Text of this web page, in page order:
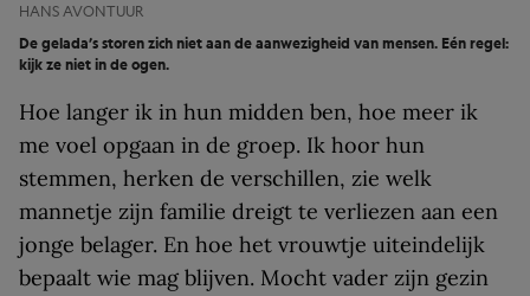
HANS AVONTUUR
De gelada’s storen zich niet aan de aanwezigheid van mensen. Eén regel:
kijk ze niet in de ogen.
Hoe langer ik in hun midden ben, hoe meer ik
me voel opgaan in de groep. Ik hoor hun
stemmen, herken de verschillen, zie welk
mannetje zijn familie dreigt te verliezen aan een
jonge belager. En hoe het vrouwtje uiteindelijk
bepaalt wie mag blijven. Mocht vader zijn gezin